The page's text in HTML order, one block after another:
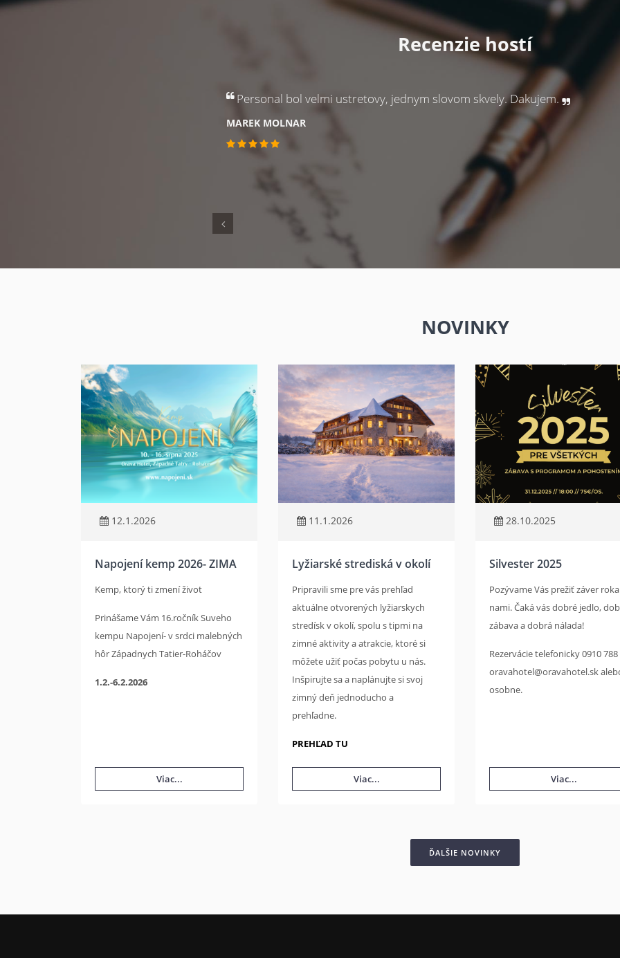
Recenzie hostí
Príjemná atmosféra , milí ústretoví personál, chutné jedlo.
DANIELA PENIAKOVÁ
NOVINKY
12.1.2026
Napojení kemp 2026- ZIMA
Kemp, ktorý ti zmení život
Prinášame Vám 16.ročník Suveho
kempu Napojení- v srdci malebných
hôr Západnych Tatier-Roháčov
1.2.-6.2.2026
Viac...
11.1.2026
Lyžiarské strediská v okolí
Pripravili sme pre vás prehľad
aktuálne otvorených lyžiarskych
stredísk v okolí, spolu s tipmi na
zimné aktivity a atrakcie, ktoré si
môžete užiť počas pobytu u nás.
Inšpirujte sa a naplánujte si svoj
zimný deň jednoducho a
prehľadne.
PREHĽAD TU
Viac...
28.10.2025
Silvester 2025
Pozývame Vás prežiť záver
nami. Čaká vás dobré jedlo,
zábava a dobrá nálada!
Rezervácie telefonicky 0910 788
oravahotel@oravahotel.sk
osobne.
Viac...
ĎALŠIE NOVINKY